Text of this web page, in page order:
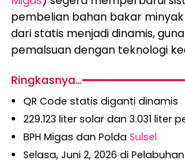
pembelian bahan bakar
dari statis menjadi dinamis,
pemalsuan dengan teknologi
Ringkasnya…
QR Code statis diganti dinamis
229.123 liter solar dan 3.031 liter
BPH Migas dan Polda Sulsel
Selasa, Juni 2, 2026 di